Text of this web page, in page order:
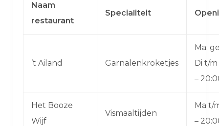
Naam
restaurant
Specialiteit
’t Ailand Garnalenkroketjes
Ma:
Di t/m
–
Het Booze
Wijf
Vismaaltijden
Ma t/
–